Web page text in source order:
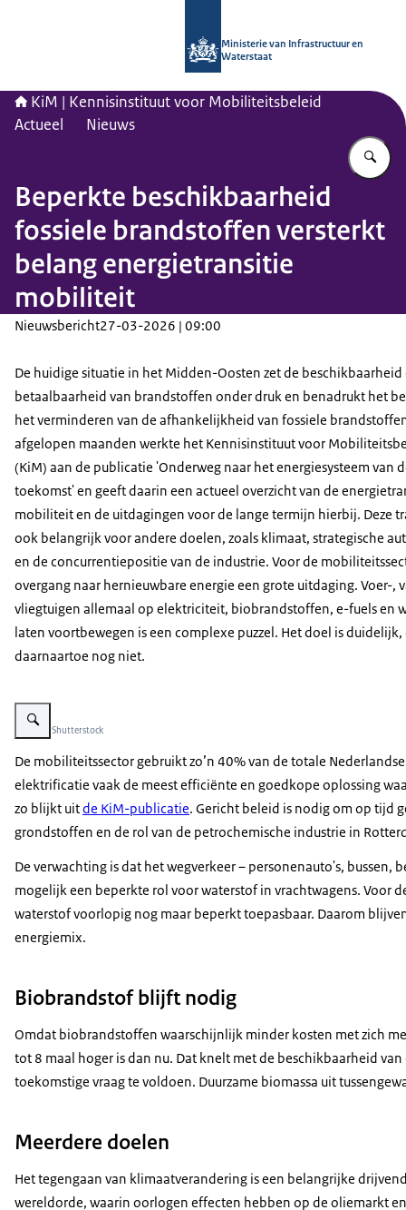
Ministerie van Infrastructuur en
Waterstaat
KiM | Kennisinstituut voor Mobiliteitsbeleid
Actueel
Nieuws
Beperkte beschikbaarheid
fossiele brandstoffen versterkt
belang energietransitie
mobiliteit
Nieuwsbericht27-03-2026 | 09:00
De huidige situatie in het Midden-Oosten zet de beschikbaarheid
betaalbaarheid van brandstoffen onder druk en benadrukt het
het verminderen van de afhankelijkheid van fossiele
afgelopen maanden werkte het Kennisinstituut voor
(KiM) aan de publicatie 'Onderweg naar het energiesysteem van
toekomst' en geeft daarin een actueel overzicht van de
mobiliteit en de uitdagingen voor de lange termijn hierbij. Deze
ook belangrijk voor andere doelen, zoals klimaat, strategische
en de concurrentiepositie van de industrie. Voor de
overgang naar hernieuwbare energie een grote uitdaging. Voer-,
vliegtuigen allemaal op elektriciteit, biobrandstoffen, e-fuels en
laten voortbewegen is een complexe puzzel. Het doel is duidelijk,
daarnaartoe nog niet.
Vergroot afbeelding Drukke verkeersweg in havengebied Rotterdam
Beeld: © Shutterstock
De mobiliteitssector gebruikt zo’n 40% van de totale
elektrificatie vaak de meest efficiënte en goedkope oplossing
zo blijkt uitde KiM-publicatie. Gericht beleid is nodig om op tijd
grondstoffen en de rol van de petrochemische industrie in
De verwachting is dat het wegverkeer – personenauto's,
mogelijk een beperkte rol voor waterstof in vrachtwagens. Voor
waterstof voorlopig nog maar beperkt toepasbaar. Daarom
energiemix.
Biobrandstof blijft nodig
Omdat biobrandstoffen waarschijnlijk minder kosten met zich
tot 8 maal hoger is dan nu. Dat knelt met de beschikbaarheid
toekomstige vraag te voldoen. Duurzame biomassa uit
Meerdere doelen
Het tegengaan van klimaatverandering is een belangrijke
wereldorde, waarin oorlogen effecten hebben op de oliemarkt